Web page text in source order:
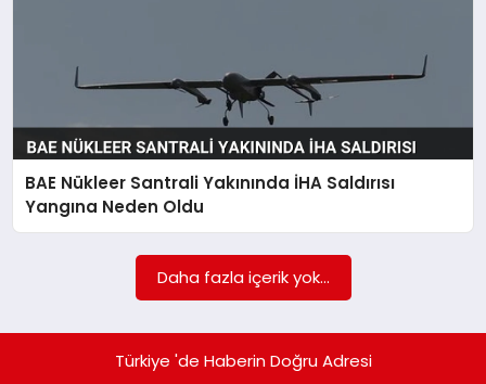
TEKNOLOJI
MAGAZIN
BAE Nükleer Santrali Yakınında İHA Saldırısı
Yangına Neden Oldu
Daha fazla içerik yok...
Türkiye 'de Haberin Doğru Adresi